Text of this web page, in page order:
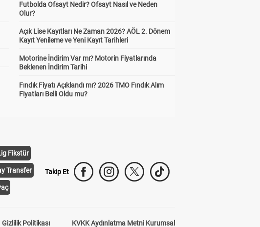
Futbolda Ofsayt Nedir? Ofsayt Nasıl ve Neden
Olur?
Açık Lise Kayıtları Ne Zaman 2026? AÖL 2. Dönem
Kayıt Yenileme ve Yeni Kayıt Tarihleri
Motorine İndirim Var mı? Motorin Fiyatlarında
Beklenen İndirim Tarihi
Fındık Fiyatı Açıklandı mı? 2026 TMO Fındık Alım
Fiyatları Belli Oldu mu?
Fikstür
Transfer Takip Et
Gizlilik Politikası KVKK Aydınlatma Metni Kurumsal